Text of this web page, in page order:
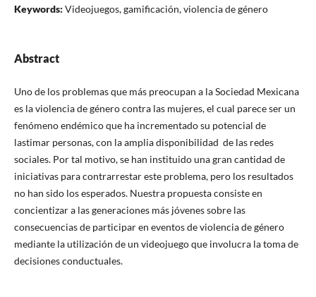
Keywords: Videojuegos, gamificación, violencia de género
Abstract
Uno de los problemas que más preocupan a la Sociedad Mexicana
es la violencia de género contra las mujeres, el cual parece ser un
fenómeno endémico que ha incrementado su potencial de
lastimar personas, con la amplia disponibilidad de las redes
sociales. Por tal motivo, se han instituido una gran cantidad de
iniciativas para contrarrestar este problema, pero los resultados
no han sido los esperados. Nuestra propuesta consiste en
concientizar a las generaciones más jóvenes sobre las
consecuencias de participar en eventos de violencia de género
mediante la utilización de un videojuego que involucra la toma de
decisiones conductuales.